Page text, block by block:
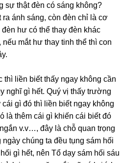
sự thật đèn có sáng không?
ánh sáng, còn đèn chỉ là cơ
hư có thể thay đèn khác
mắt hư thay tinh thể thì con
liền biết thấy ngay không cần
nghĩ gì hết. Quý vị thấy trường
gì đó thì liền biết ngay không
là thêm cái gì khiến cái biết đó
v.v…, đây là chỗ quan trọng
chúng ta đều tụng sám hối
gì hết, nên Tổ dạy sám hối sáu